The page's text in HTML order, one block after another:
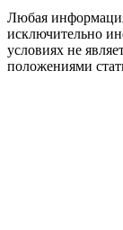
Любая
исключительно
условиях не
положениями